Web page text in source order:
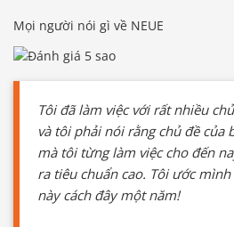
Mọi người nói gì về NEUE
Tôi đã làm việc với rất nhiều
và tôi phải nói rằng chủ đề của
mà tôi từng làm việc cho đến
ra tiêu chuẩn cao. Tôi ước
này cách đây một năm!